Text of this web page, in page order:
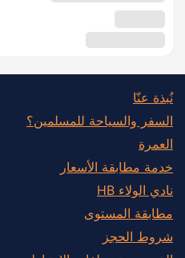
نُبذة عنّا
السفر والسياحة للمسلمين؟
العمرة
خدمة مطابقة الأسعار
نادي الولاء HB
مطابقة المستوى
شروط الحجز